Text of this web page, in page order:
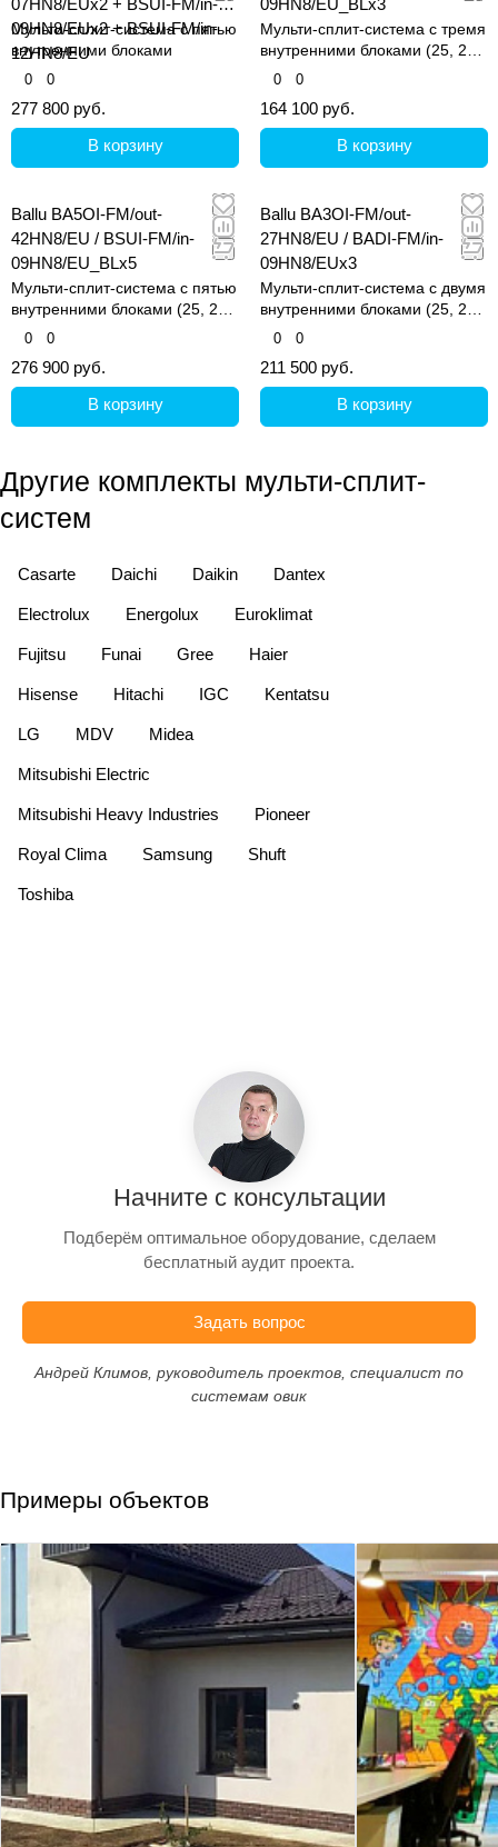
09HN8/EUx2 + BSUI-FM/in-
12HN8/EU
Мульти-сплит-система с пятью
внутренними блоками
0 0
277 800 руб.
В корзину
Мульти-сплит-система с тремя
внутренними блоками (25, 25
и 25 кв.м)
0 0
164 100 руб.
В корзину
Ballu BA5OI-FM/out-
42HN8/EU / BSUI-FM/in-
09HN8/EU_BLx5
Мульти-сплит-система с пятью
внутренними блоками (25, 25,
25, 25 и 25 кв.м)
0 0
276 900 руб.
В корзину
Ballu BA3OI-FM/out-
27HN8/EU / BADI-FM/in-
09HN8/EUx3
Мульти-сплит-система с двумя
внутренними блоками (25, 25
и 25 кв.м)
0 0
211 500 руб.
В корзину
Другие комплекты мульти-сплит-
систем
Casarte Daichi Daikin Dantex
Electrolux Energolux Euroklimat
Fujitsu Funai Gree Haier
Hisense Hitachi IGC Kentatsu
LG MDV Midea
Mitsubishi Electric
Mitsubishi Heavy Industries Pioneer
Royal Clima Samsung Shuft
Toshiba
Начните с консультации
Подберём оптимальное оборудование, сделаем
бесплатный аудит проекта.
Задать вопрос
Андрей Климов, руководитель проектов, специалист по
системам овик
Примеры объектов